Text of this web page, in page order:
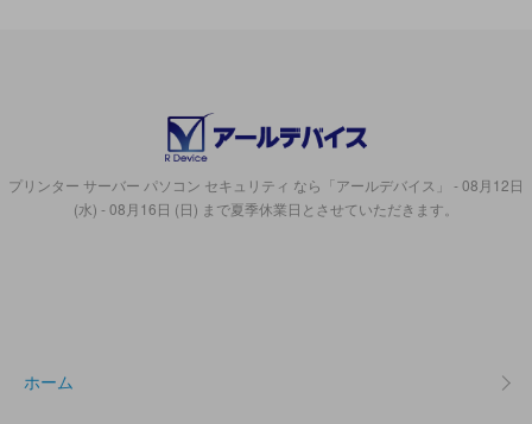
プリンター サーバー パソコン セキュリティ なら「アールデバイス」 - 08月12日
(水) - 08月16日 (日) まで夏季休業日とさせていただきます。
ホーム